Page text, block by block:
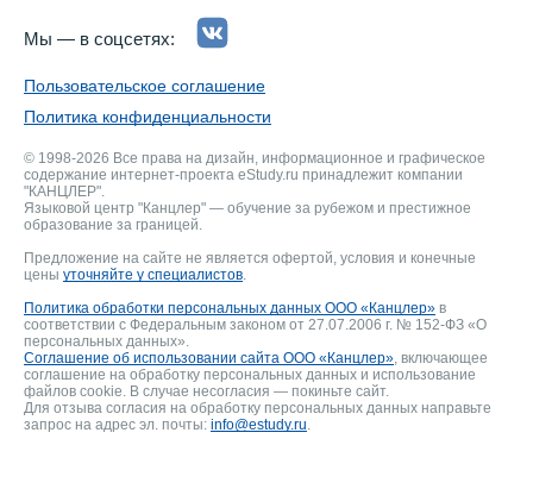
Мы — в соцсетях:
Пользовательское соглашение
Политика конфиденциальности
© 1998-2026 Все права на дизайн, информационное и графическое
содержание интернет-проекта eStudy.ru принадлежит компании
"КАНЦЛЕР".
Языковой центр "Канцлер" — обучение за рубежом и престижное
образование за границей.
Предложение на сайте не является офертой, условия и конечные
цены уточняйте у специалистов.
Политика обработки персональных данных ООО «Канцлер» в
соответствии с Федеральным законом от 27.07.2006 г. № 152-ФЗ «О
персональных данных».
Соглашение об использовании сайта ООО «Канцлер», включающее
соглашение на обработку персональных данных и использование
файлов cookie. В случае несогласия — покиньте сайт.
Для отзыва согласия на обработку персональных данных направьте
запрос на адрес эл. почты: info@estudy.ru.